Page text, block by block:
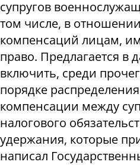
супругов
том числе, в
компенсаций лицам,
право. Предлагается в
включить, среди
порядке
компенсации между
налогового
удержания, которые
написал